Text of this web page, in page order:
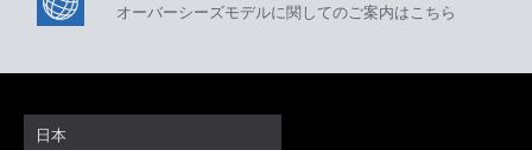
オーバーシーズモデルに関してのご案内はこちら
日本